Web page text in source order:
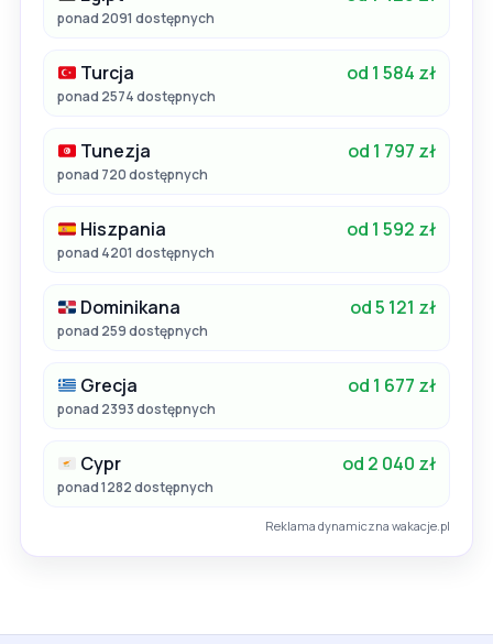
ponad 2091 dostępnych
Turcja od 1 584 zł
ponad 2574 dostępnych
Tunezja od 1 797 zł
ponad 720 dostępnych
Hiszpania od 1 592 zł
ponad 4201 dostępnych
Dominikana od 5 121 zł
ponad 259 dostępnych
Grecja od 1 677 zł
ponad 2393 dostępnych
Cypr od 2 040 zł
ponad 1282 dostępnych
Reklama dynamiczna wakacje.pl